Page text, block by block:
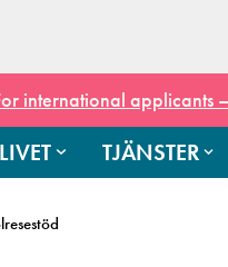
international applicants
TJÄNSTER